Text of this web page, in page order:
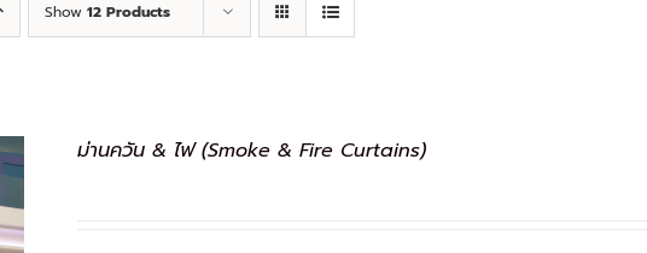
Show 12 Products
ม่านควัน & ไฟ (Smoke & Fire Curtains)